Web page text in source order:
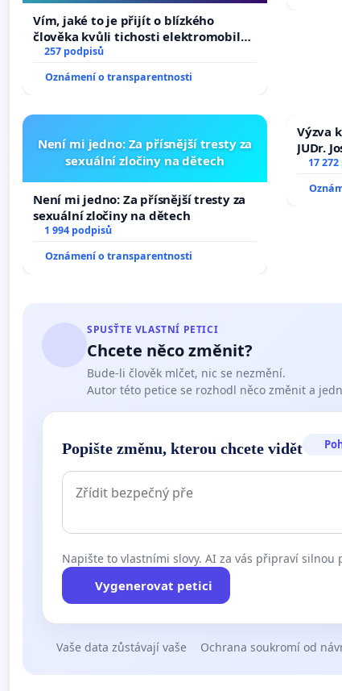
auta!
Vím, jaké to je přijít o blízkého
člověka kvůli tichosti elektromobilů,
nečekejme, až přibydou další,
257 podpisů
Oznámení o transparentnosti
Není mi jedno: Za přísnější tresty za
sexuální zločiny na dětech
Není mi jedno: Za přísnější tresty za
sexuální zločiny na dětech
1 994 podpisů
Oznámení o transparentnosti
Výzva
JUDr.
ve
17
SPUSŤTE VLASTNÍ PETICI
Chcete něco změnit?
Bude-li člověk mlčet, nic se nezmění.
Autor této petice se rozhodl něco změnit a
Popište změnu, kterou chcete vidět
Napište to vlastními slovy. AI za vás připraví silnou
Vygenerovat petici
Vaše data zůstávají vaše Ochrana soukromí od